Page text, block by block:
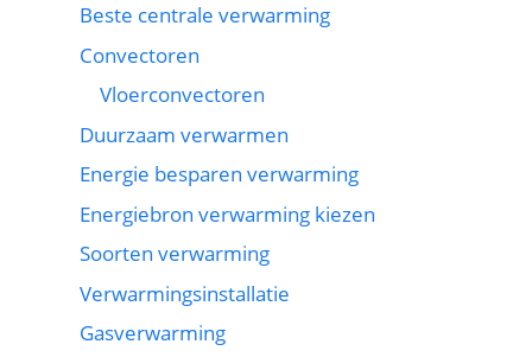
Beste centrale verwarming
Convectoren
Vloerconvectoren
Duurzaam verwarmen
Energie besparen verwarming
Energiebron verwarming kiezen
Soorten verwarming
Verwarmingsinstallatie
Gasverwarming